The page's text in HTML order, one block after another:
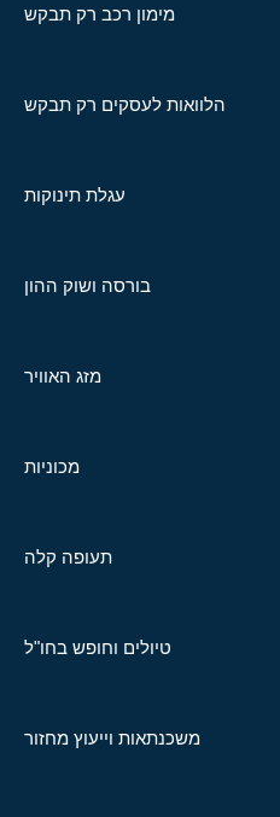
מימון רכב רק תבקש
הלוואות לעסקים רק תבקש
עגלת תינוקות
בורסה ושוק ההון
מזג האוויר
מכוניות
תעופה קלה
טיולים וחופש בחו"ל
משכנתאות וייעוץ מחזור